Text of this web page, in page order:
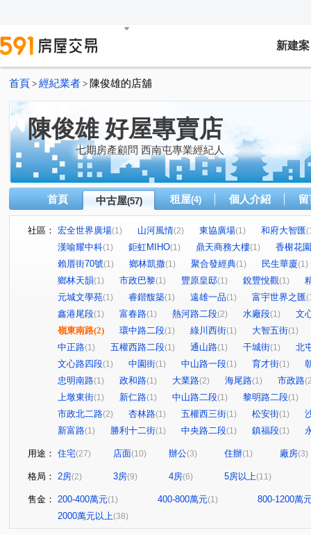
新建案
首頁 > 經紀業者 > 陳俊雄的店舖
陳俊雄 好屋專賣店
七期房產顧問 西南屯專業經紀人
首頁 中古屋(57) 租屋(4) 個人介紹
社區： 宏全世界廣場(1) 山河風情(2) 東協廣場(1) 和府大智匯
漢喻耀中科(1) 鉅虹MIHO(1) 鼎天商務大樓(1)
香榭花
賴厝街70號(1) 鄉林凱撒(1) 聚合發經典(1) 民生華廈(1)
鄉林天韻(1) 市政巴黎(1) 豐原皇邸(1) 銳豐悅觀(1)
元城文學苑(1) 睿鍇馥築(1) 遠雄一品(1) 富宇世界之匯
鑫港尾段(1) 富春路(1) 熱河路二段(2) 水廠段(1)
文
嶺東南路(2) 環中路二段(1) 綠川西街(1) 大智五街(1)
中正路(1) 五權西路二段(1) 通山路(1) 干城街(1)
北
文心路四段(1) 中園街(1) 中山路一段(1) 育才街(1)
忠明南路(1) 政和路(1) 大業路(2) 海尾路(1) 市政路
上墩東街(1) 新仁路(1) 中山路二段(1) 黎明路二段(1)
市政北二路(2) 杏林路(1) 五權西三街(1) 松安街(1)
新富路(1) 勝利十二街(1) 中央路二段(1) 鎮福段(1)
用途： 住宅(27) 店面(10) 辦公(3) 住辦(1) 廠房(3)
格局： 2房(2) 3房(9) 4房(6) 5房以上(11)
售金： 200-400萬元(1) 400-800萬元(1)
800-1200萬
2000萬元以上(38)